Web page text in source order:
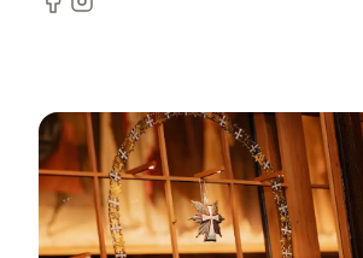
Facebook
Instagram